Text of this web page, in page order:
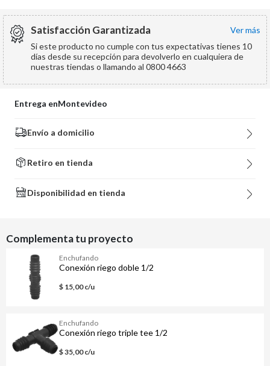
Satisfacción Garantizada
ver más
Si este producto no cumple con tus expectativas tienes 10
días desde su recepción para devolverlo en cualquiera de
nuestras tiendas o llamando al 0800 4663
Entrega enMontevideo
Envío a domicilio
Retiro en tienda
Disponibilidad en tienda
Complementa tu proyecto
Enchufando
Conexión riego doble 1/2
$ 15,00 c/u
Enchufando
Conexión riego triple tee 1/2
$ 35,00 c/u